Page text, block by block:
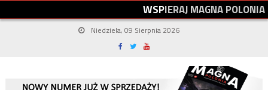
WSPIERAJMAGNAPOLONIA
Niedziela, 09 Sierpnia 2026